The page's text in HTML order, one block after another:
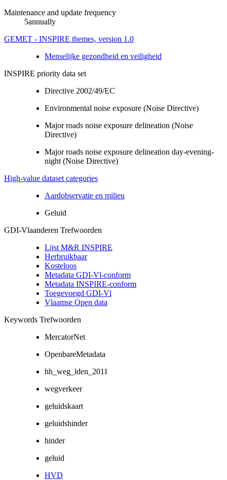
Maintenance and update frequency
5annually
GEMET - INSPIRE themes, version 1.0
Menselijke gezondheid en veiligheid
INSPIRE priority data set
Directive 2002/49/EC
Environmental noise exposure (Noise Directive)
Major roads noise exposure delineation (Noise
Directive)
Major roads noise exposure delineation day-evening-
night (Noise Directive)
High-value dataset categories
Aardobservatie en milieu
Geluid
GDI-Vlaanderen Trefwoorden
Lijst M&R INSPIRE
Herbruikbaar
Kosteloos
Metadata GDI-Vl-conform
Metadata INSPIRE-conform
Toegevoegd GDI-Vl
Vlaamse Open data
Keywords Trefwoorden
MercatorNet
OpenbareMetadata
hh_weg_lden_2011
wegverkeer
geluidskaart
geluidshinder
hinder
geluid
HVD